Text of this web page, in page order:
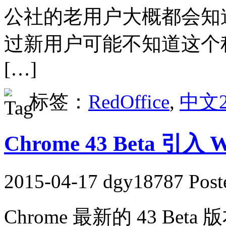
公社的老用户大概都会
过新用户可能不知道这
[…]
标签： RedOffice, 中文
Chrome 43 Beta 引入
2015-04-17 dgy18787
Chrome 最新的 43 Beta